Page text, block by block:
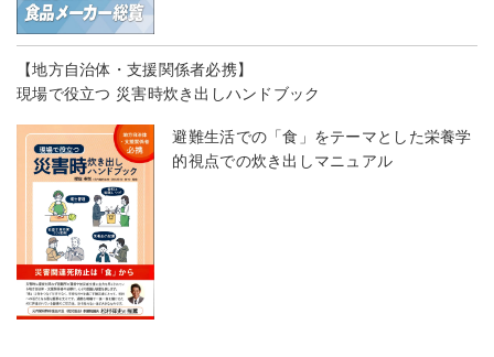
【地方自治体・支援関係者必携】
現場で役立つ 災害時炊き出しハンドブック
避難生活での「食」をテーマとした栄養学
的視点での炊き出しマニュアル